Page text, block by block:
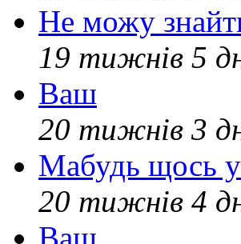
Не можу
19 тижнів 5
Ваш
20 тижнів 3
Мабудь щось у
20 тижнів 4
Ваш